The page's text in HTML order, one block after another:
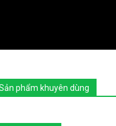
phẩm khuyên dùng